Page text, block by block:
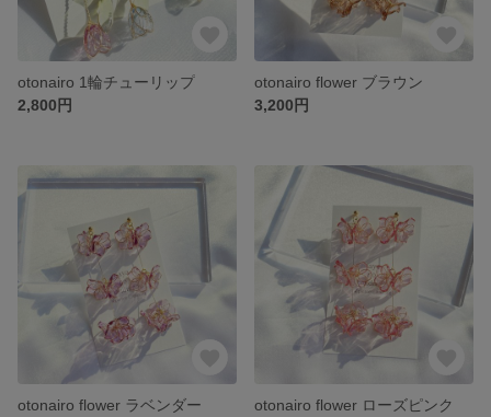
otonairo 1輪チューリップ
2,800円
otonairo flower ブラウン
3,200円
otonairo flower ラベンダー
otonairo flower ローズピンク